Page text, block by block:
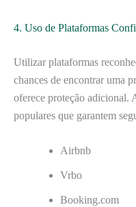
4. Uso de Plataformas
Utilizar plataformas
chances de encontrar uma
oferece proteção adicional.
populares que garantem
Airbnb
Vrbo
Booking.com